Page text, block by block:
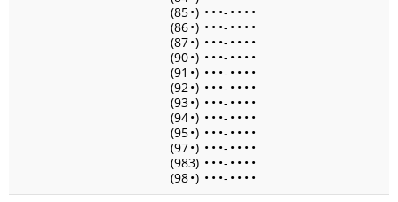
(85•) • • •- • • • •
(86•) • • •- • • • •
(87•) • • •- • • • •
(90•) • • •- • • • •
(91 •) • • •- • • • •
(92•) • • •- • • • •
(93•) • • •- • • • •
(94•) • • •- • • • •
(95•) • • •- • • • •
(97•) • • •- • • • •
(983) • • •- • • • •
(98•) • • •- • • • •